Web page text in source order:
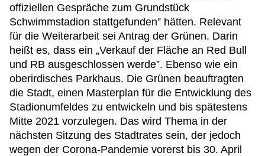
offiziellen Gespräche zum Grundstück
Schwimmstadion stattgefunden” hätten. Relevant
für die Weiterarbeit sei Antrag der Grünen. Darin
heißt es, dass ein „Verkauf der Fläche an Red Bull
und RB ausgeschlossen werde”. Ebenso wie ein
oberirdisches Parkhaus. Die Grünen beauftragten
die Stadt, einen Masterplan für die Entwicklung des
Stadionumfeldes zu entwickeln und bis spätestens
Mitte 2021 vorzulegen. Das wird Thema in der
nächsten Sitzung des Stadtrates sein, der jedoch
wegen der Corona-Pandemie vorerst bis 30. April